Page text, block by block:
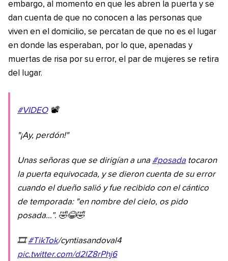
embargo, al momento en que les abren la puerta y se
dan cuenta de que no conocen a las personas que
viven en el domicilio, se percatan de que no es el lugar
en donde las esperaban, por lo que, apenadas y
muertas de risa por su error, el par de mujeres se retira
del lugar.
#VIDEO📽️
"¡Ay, perdón!"
Unas señoras que se dirigían a una #posadatocaron
la puerta equivocada, y se dieron cuenta de su error
cuando el dueño salió y fue recibido con el cántico
de temporada: "en nombre del cielo, os pido
posada…”. 🤣😂🤣
🎞️#TikTok/cyntiasandoval4
pic.twitter.com/d2lZ8rPhj6